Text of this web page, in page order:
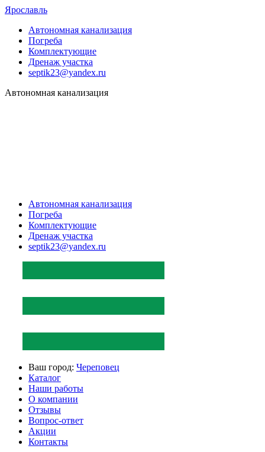
Ярославль
Автономная канализация
Погреба
Комплектующие
Дренаж участка
septik23@yandex.ru
Автономная канализация
Автономная канализация
Погреба
Комплектующие
Дренаж участка
septik23@yandex.ru
Ваш город: Череповец
Каталог
Наши работы
О компании
Отзывы
Вопрос-ответ
Акции
Контакты